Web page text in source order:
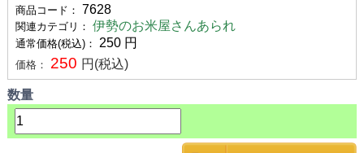
商品コード： 7628
関連カテゴリ： 伊勢のお米屋さんあられ
通常価格(税込)： 250 円
価格： 250 円(税込)
数量